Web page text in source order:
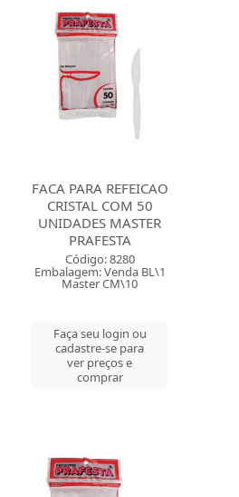
FACA PARA REFEICAO
CRISTAL COM 50
UNIDADES MASTER
PRAFESTA
Código: 8280
Embalagem: Venda BL\1
Master CM\10
Faça seu login ou
cadastre-se para
ver preços e
comprar